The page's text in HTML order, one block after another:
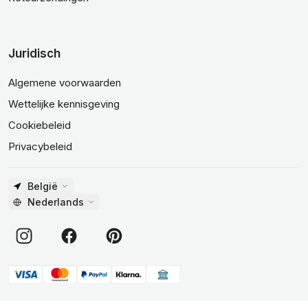
Juridisch
Algemene voorwaarden
Wettelijke kennisgeving
Cookiebeleid
Privacybeleid
België
Nederlands